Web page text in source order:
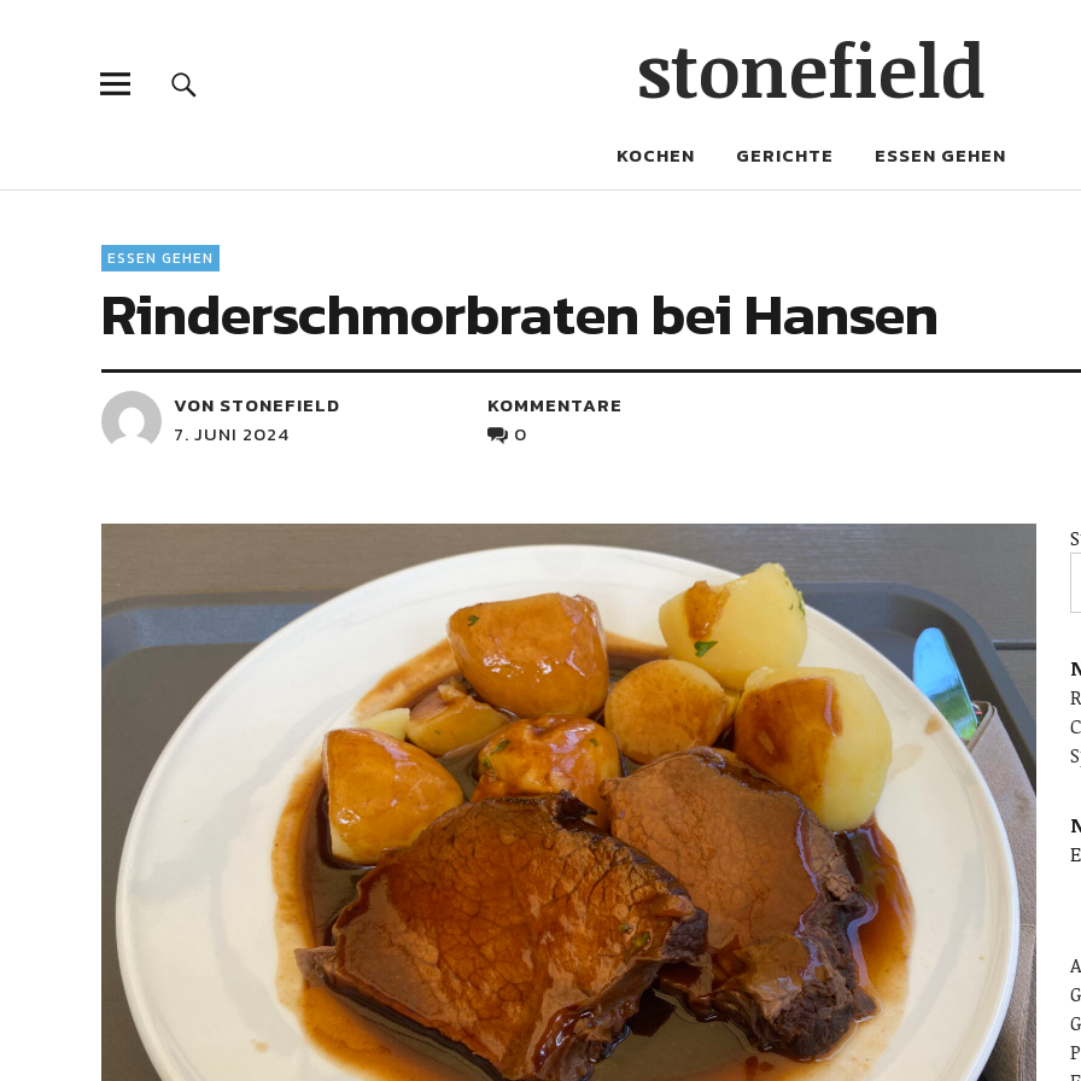
stonefield
KOCHEN GERICHTE ESSEN GEHEN
ESSEN GEHEN
Rinderschmorbraten bei Hansen
VON STONEFIELD
7. JUNI 2024
KOMMENTARE
0